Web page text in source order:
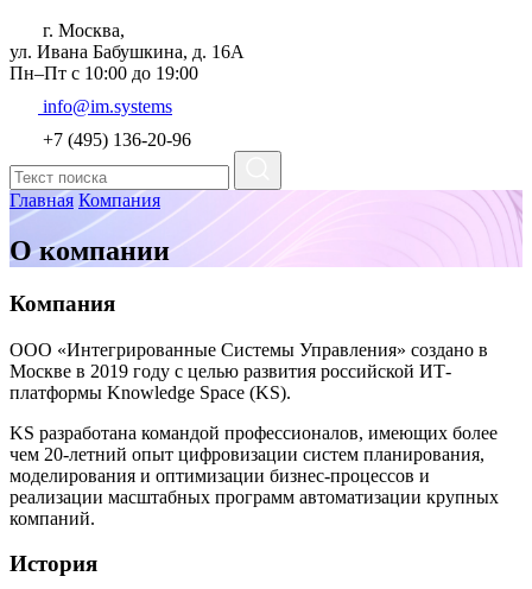
г. Москва,
ул. Ивана Бабушкина, д. 16А
Пн–Пт с 10:00 до 19:00
info@im.systems
+7 (495) 136-20-96
Главная Компания
О компании
Компания
ООО «Интегрированные Системы Управления» создано в
Москве в 2019 году с целью развития российской ИТ-
платформы Knowledge Space (KS).
KS разработана командой профессионалов, имеющих более
чем 20-летний опыт цифровизации систем планирования,
моделирования и оптимизации бизнес-процессов и
реализации масштабных программ автоматизации крупных
компаний.
История